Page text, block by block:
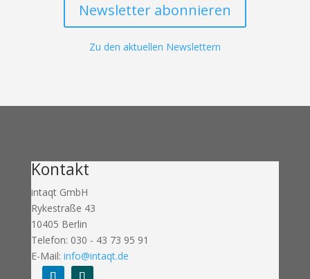
Newsletter abonnieren
Zu den aktuellen Newslettern
Kontakt
intaqt GmbH
Rykestraße 43
10405 Berlin
Telefon: 030 - 43 73 95 91
E-Mail: info@intaqt.de